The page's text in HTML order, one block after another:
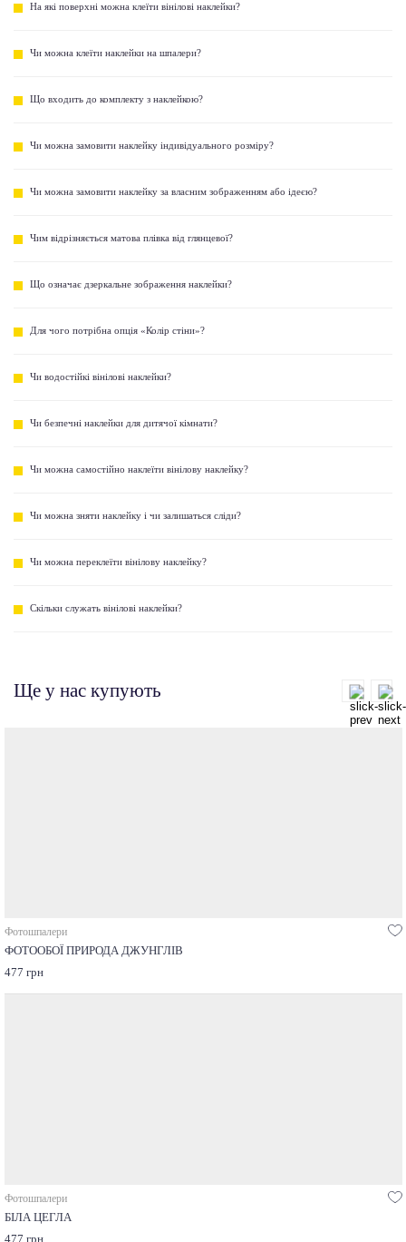
На які поверхні можна клеїти вінілові наклейки?
Чи можна клеїти наклейки на шпалери?
Що входить до комплекту з наклейкою?
Чи можна замовити наклейку індивідуального розміру?
Чи можна замовити наклейку за власним зображенням або ідеєю?
Чим відрізняється матова плівка від глянцевої?
Що означає дзеркальне зображення наклейки?
Для чого потрібна опція «Колір стіни»?
Чи водостійкі вінілові наклейки?
Чи безпечні наклейки для дитячої кімнати?
Чи можна самостійно наклеїти вінілову наклейку?
Чи можна зняти наклейку і чи залишаться сліди?
Чи можна переклеїти вінілову наклейку?
Скільки служать вінілові наклейки?
Ще у нас купують
Фотошпалери
ФОТООБОЇ ПРИРОДА ДЖУНГЛІВ
477 грн
Фотошпалери
БІЛА ЦЕГЛА
477 грн